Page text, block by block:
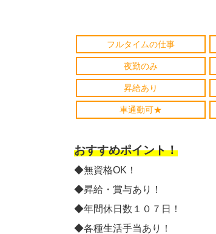
フルタイムの仕事
夜勤のみ
昇給あり
車通勤可★
おすすめポイント！
◆無資格OK！
◆昇給・賞与あり！
◆年間休日数１０７日！
◆各種生活手当あり！